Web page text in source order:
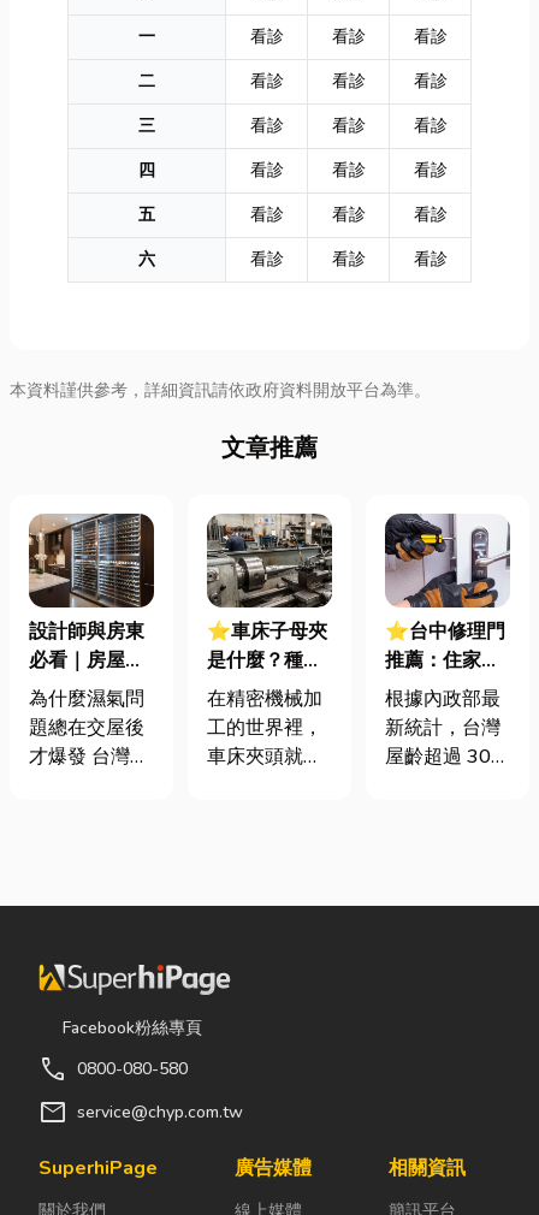
一
看診 看診
看診
二
看診 看診
看診
三
看診 看診
看診
四
看診 看診
看診
五
看診 看診
看診
六
看診 看診 看診
本資料謹供參考，詳細資訊請依政府資料開放平台為準。
文章推薦
設計師與房東
必看｜房屋濕
氣重怎麼辦？
全屋除濕機＋
全熱交換器整
為什麼濕氣問
題總在交屋後
才爆發 台灣氣
同步規劃空氣
濕氣會躲進看
不到的地方持
續發酵。常見
更衣間、衣帽
間： 精品包、
藏最怕潮濕，
⭐車床子母夾
是什麼？種
類、規格挑選
與台灣採購推
薦完整指南
在精密機械加
工的世界裡，
車床夾頭就像
的工件。然
異形材或精密
大量時間拆裝
這時，車床子
⭐台中修理門
推薦：住家鐵
門卡住、大門
下垂怎麼辦？
維修費用與不
根據內政部最
新統計，台灣
屋齡超過 30
疲勞與結構鏽
實，門片故障
Facebook粉絲專頁
call 0800-080-580
mail service@chyp.com.tw
SuperhiPage
關於我們
廣告媒體
線上媒體
相關資訊
簡訊平台